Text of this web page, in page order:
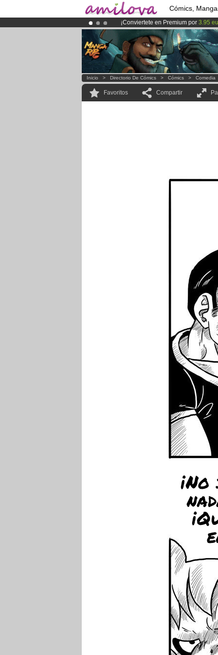
Cómics,
¡Conviertete en Premium por 3.95
¡El Kickstarter Amilova está
¡Ya tenemos 100000miembrosy
Inicio > Directorio De Cómics > Cómics > Comedia
Favoritos Compartir